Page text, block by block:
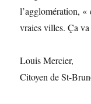
l’agglomération,
vraies villes. Ça
Louis Mercier,
Citoyen de St-